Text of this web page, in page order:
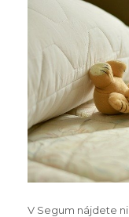
V Segum nájdete